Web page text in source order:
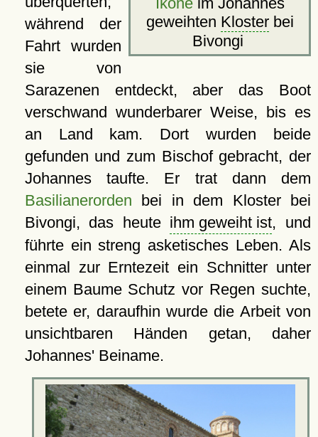
geweihten Klosterbei
Bivongi
während der
Fahrt wurden
sie von
Sarazenen entdeckt, aber das Boot
verschwand wunderbarer Weise, bis es
an Land kam. Dort wurden beide
gefunden und zum Bischof gebracht, der
Johannes taufte. Er trat dann dem
Basilianerorden bei in dem Kloster bei
Bivongi, das heute ihm geweiht ist, und
führte ein streng asketisches Leben. Als
einmal zur Erntezeit ein Schnitter unter
einem Baume Schutz vor Regen suchte,
betete er, daraufhin wurde die Arbeit von
unsichtbaren Händen getan, daher
Johannes' Beiname.